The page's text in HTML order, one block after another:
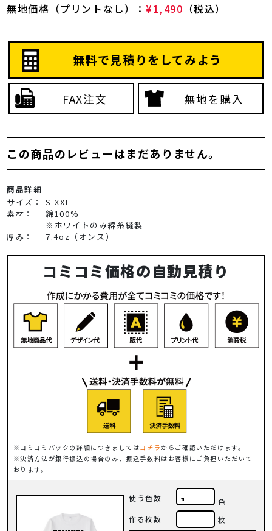
無地価格（プリントなし）： ¥1,490 （税込）
無料で見積りをしてみよう
FAX注文 無地を購入
この商品のレビューはまだありません。
商品詳細
サイズ：
S-XXL
素材：
綿100%
※ホワイトのみ綿糸縫製
厚み：
7.4oz（オンス）
コミコミ価格の自動見積り
コミコミパックの詳細につきましてはコチラからご確認いただけます。
決済方法が銀行振込の場合のみ、振込手数料はお客様にご負担いただいて
おります。
使う色数
色
作る枚数
枚